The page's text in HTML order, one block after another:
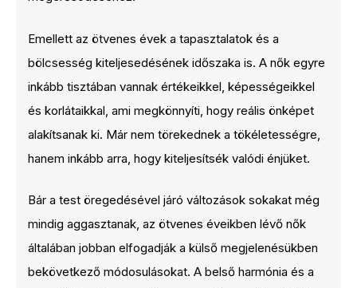
Emellett az ötvenes évek a tapasztalatok és a
bölcsesség kiteljesedésének időszaka is. A nők egyre
inkább tisztában vannak értékeikkel, képességeikkel
és korlátaikkal, ami megkönnyíti, hogy reális önképet
alakítsanak ki. Már nem törekednek a tökéletességre,
hanem inkább arra, hogy kiteljesítsék valódi énjüket.
Bár a test öregedésével járó változások sokakat még
mindig aggasztanak, az ötvenes éveikben lévő nők
általában jobban elfogadják a külső megjelenésükben
bekövetkező módosulásokat. A belső harmónia és a